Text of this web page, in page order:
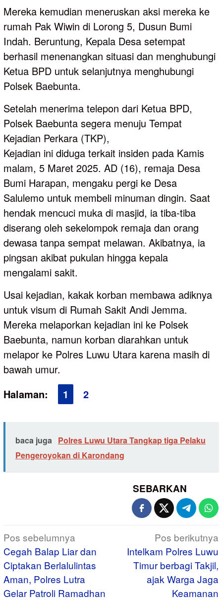
Mereka kemudian meneruskan aksi mereka ke
rumah Pak Wiwin di Lorong 5, Dusun Bumi
Indah. Beruntung, Kepala Desa setempat
berhasil menenangkan situasi dan menghubungi
Ketua BPD untuk selanjutnya menghubungi
Polsek Baebunta.
Setelah menerima telepon dari Ketua BPD,
Polsek Baebunta segera menuju Tempat
Kejadian Perkara (TKP),
Kejadian ini diduga terkait insiden pada Kamis
malam, 5 Maret 2025. AD (16), remaja Desa
Bumi Harapan, mengaku pergi ke Desa
Salulemo untuk membeli minuman dingin. Saat
hendak mencuci muka di masjid, ia tiba-tiba
diserang oleh sekelompok remaja dan orang
dewasa tanpa sempat melawan. Akibatnya, ia
pingsan akibat pukulan hingga kepala
mengalami sakit.
Usai kejadian, kakak korban membawa adiknya
untuk visum di Rumah Sakit Andi Jemma.
Mereka melaporkan kejadian ini ke Polsek
Baebunta, namun korban diarahkan untuk
melapor ke Polres Luwu Utara karena masih di
bawah umur.
Halaman:
1 2
baca juga
Polres Luwu Utara Tangkap tiga Pelaku
Pengeroyokan di Karondang
SEBARKAN
Navigasi
pos
Pos sebelumnya
Cegah Balap Liar dan
Ciptakan Berlalulintas
Aman, Polres Lutra
Gelar Patroli Ramadhan
Pos berikutnya
Intelkam Polres Luwu
Timur berbagi Takjil,
ajak Warga Jaga
Keamanan